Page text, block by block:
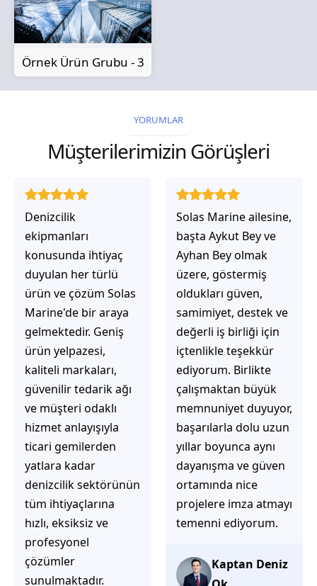
Örnek Ürün Grubu - 3
YORUMLAR
Müşterilerimizin Görüşleri
Solas Marine ailesine,
başta Aykut Bey ve
Ayhan Bey olmak
üzere, göstermiş
oldukları güven,
samimiyet, destek ve
değerli iş birliği için
içtenlikle teşekkür
ediyorum. Birlikte
çalışmaktan büyük
memnuniyet duyuyor,
başarılarla dolu uzun
yıllar boyunca aynı
dayanışma ve güven
ortamında nice
projelere imza atmayı
temenni ediyorum.
Kaptan Deniz
Solas Marine ile
çalıştığınızda,
işlerinin gerçekten
çözüm üretmeye
odaklı olduğunu
hemen fark
ediyorsunuz.
İhtiyaçlarınıza hızlı ve
doğru çözümler
sunmaya çalışıyorlar.
Müşteri
memnuniyetini ön
planda tutan
yaklaşımları, ilgili
iletişimleri ve
güvenilir hizmet
anlayışları sayesinde
başarılı bir ekip
olduklarını